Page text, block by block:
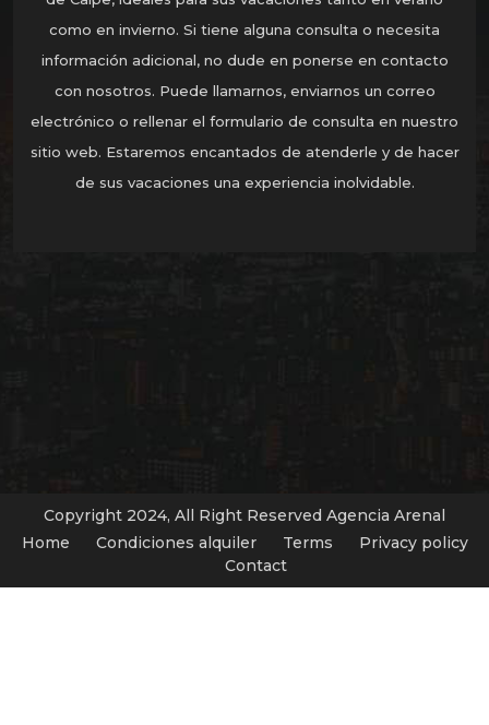
como en invierno. Si tiene alguna consulta o necesita
información adicional, no dude en ponerse en contacto
con nosotros. Puede llamarnos, enviarnos un correo
electrónico o rellenar el formulario de consulta en nuestro
sitio web. Estaremos encantados de atenderle y de hacer
de sus vacaciones una experiencia inolvidable.
Copyright 2024, All Right Reserved Agencia Arenal
Home
Condiciones alquiler Terms
Privacy policy
Contact